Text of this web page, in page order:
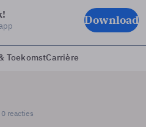
Download
ToekomstCarrière
0 reacties